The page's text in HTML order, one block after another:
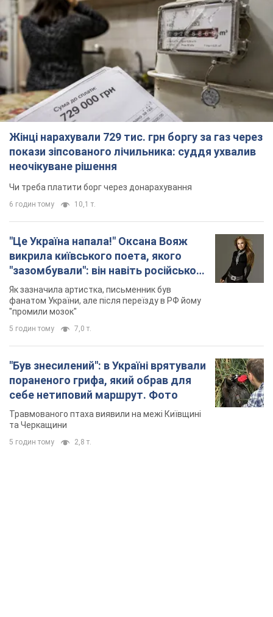
Жінці нарахували 729 тис. грн боргу за газ через
покази зіпсованого лічильника: суддя ухвалив
неочікуване рішення
Чи треба платити борг через донарахування
6 годин тому 10,1 т.
"Це Україна напала!" Оксана Вояж
викрила київського поета, якого
"зазомбували": він навіть російської
не знав, а тепер хоче геноциду
українців
Як зазначила артистка, письменник був
фанатом України, але після переїзду в РФ йому
"промили мозок"
5 годин тому 7,0 т.
"Був знесилений": в Україні врятували
пораненого грифа, який обрав для
себе нетиповий маршрут. Фото
Травмованого птаха виявили на межі Київщині
та Черкащини
5 годин тому 2,8 т.